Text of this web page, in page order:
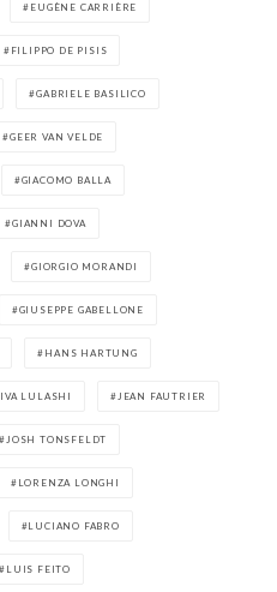
EUGÈNE CARRIÈRE
FILIPPO DE PISIS
GABRIELE BASILICO
GEER VAN VELDE
GIACOMO BALLA
GIANNI DOVA
GIORGIO MORANDI
GIUSEPPE GABELLONE
HANS HARTUNG
IVA LULASHI JEAN FAUTRIER
JOSH TONSFELDT
LORENZA LONGHI
LUCIANO FABRO
LUIS FEITO